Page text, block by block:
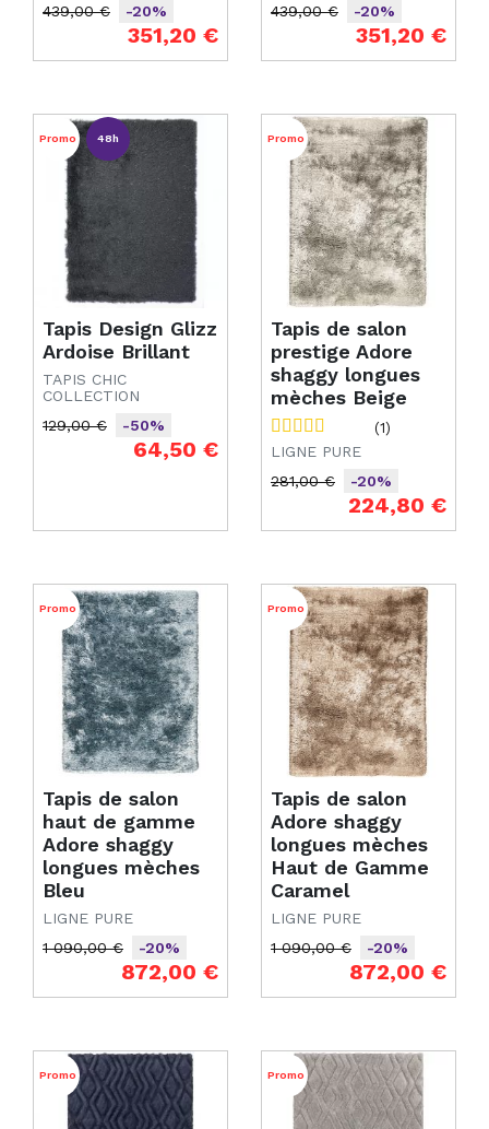
Prix de base
439,00 €
-20%
351,20 € Prix de base
439,00 €
-20%
351,20 €
Tapis Design Glizz
Ardoise Brillant
TAPIS CHIC
COLLECTION
129,00 €
-50%
64,50 €
Promo 48h
Tapis de salon
prestige Adore
shaggy longues
mèches Beige
(1)
LIGNE PURE
Prix de base
281,00 €
-20%
224,80 €
Promo
Tapis de salon
haut de gamme
Adore shaggy
longues mèches
Bleu
LIGNE PURE
Prix de base
1 090,00 €
-20%
872,00 €
Promo
Tapis de salon
Adore shaggy
longues mèches
Haut de Gamme
Caramel
LIGNE PURE
Prix de base
1 090,00 €
-20%
872,00 €
Promo
Promo Promo